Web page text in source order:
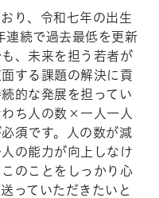
り、令和七年の出生
続で過去最低を更新
、未来を担う若者が
する課題の解決に貢
的な発展を担ってい
ち人の数×一人一人
須です。人の数が減
の能力が向上しなけ
のことをしっかり心
っていただきたいと